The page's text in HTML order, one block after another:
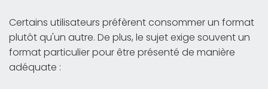
Certains utilisateurs préfèrent consommer un format
plutôt qu'un autre. De plus, le sujet exige souvent un
format particulier pour être présenté de manière
adéquate :